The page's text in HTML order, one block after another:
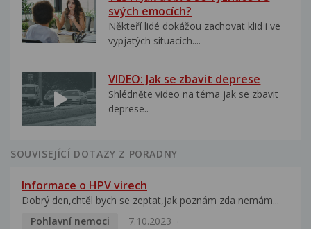
svých emocích?
Někteří lidé dokážou zachovat klid i ve
vypjatých situacích....
VIDEO: Jak se zbavit deprese
Shlédněte video na téma jak se zbavit
deprese..
SOUVISEJÍCÍ DOTAZY Z PORADNY
Informace o HPV virech
Dobrý den,chtěl bych se zeptat,jak poznám zda nemám...
Pohlavní nemoci
7.10.2023